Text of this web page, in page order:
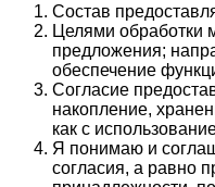
Состав
Целями обработки
предложения;
обеспечение
Согласие
накопление,
как с
Я понимаю и
согласия, а равно